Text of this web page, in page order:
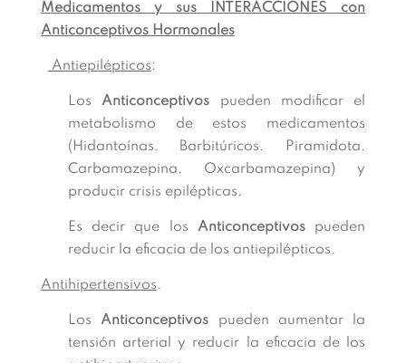
Medicamentos y sus INTERACCIONES con
Anticonceptivos Hormonales
Antiepilépticos:
LosAnticonceptivos pueden modificar el
metabolismo de estos medicamentos
(Hidantoínas. Barbitúricos. Piramidota.
Carbamazepina. Oxcarbamazepina) y
producir crisis epilépticas.
Es decir que los Anticonceptivospueden
reducir la eficacia de los antiepilépticos.
Antihipertensivos.
Los Anticonceptivos pueden aumentar la
tensión arterial y reducir la eficacia de los